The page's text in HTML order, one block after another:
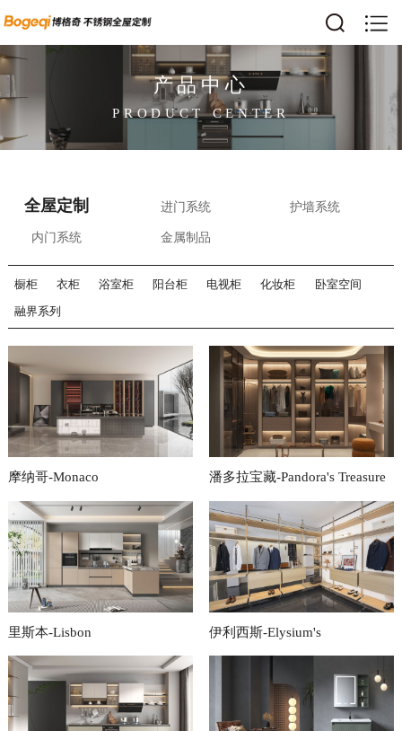
产品中心
PRODUCT CENTER
全屋定制 进门系统 护墙系统
内门系统 金属制品
橱柜 衣柜 浴室柜 阳台柜 电视柜 化妆柜 卧室空间
融界系列
摩纳哥-Monaco 潘多拉宝藏-Pandora's Treasure
里斯本-Lisbon 伊利西斯-Elysium's